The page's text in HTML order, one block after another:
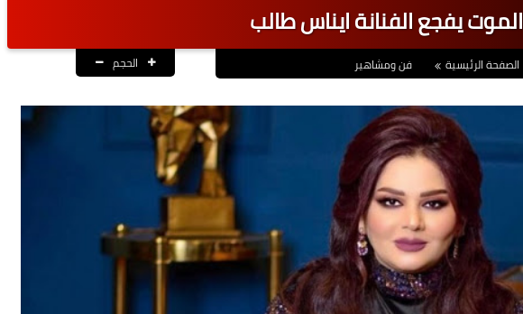
الموت يفجع الفنانة ايناس طالب
الصفحة الرئيسية فن ومشاهير الحجم